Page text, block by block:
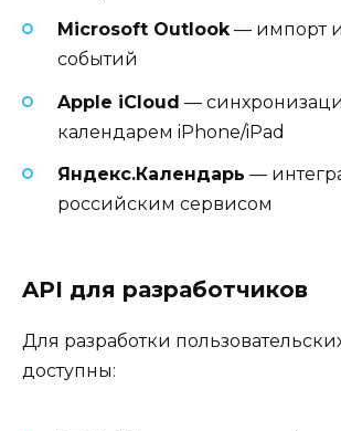
Microsoft Outlook— импорт и
событий
Apple iCloud —
календарем iPhone/iPad
Яндекс.Календарь —
российским сервисом
API для разработчиков
Для разработки
доступны: